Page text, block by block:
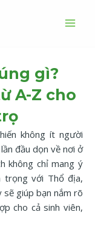
gì?
A-Z cho
không ít người
đầu dọn về nơi ở
không chỉ mang ý
trọng với Thổ địa,
sẽ giúp bạn nắm rõ
cho cả sinh viên,